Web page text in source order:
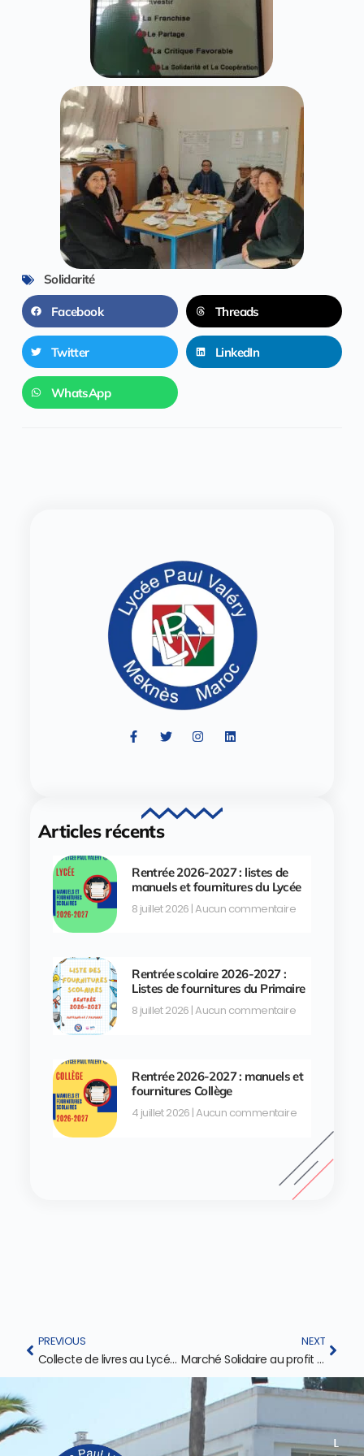
Solidarité
Facebook Threads
Twitter LinkedIn
WhatsApp
Articles récents
Rentrée 2026-2027 : listes de
manuels et fournitures du Lycée
8 juillet 2026 Aucun commentaire
Rentrée scolaire 2026-2027 :
Listes de fournitures du Primaire
8 juillet 2026 Aucun commentaire
Rentrée 2026-2027 : manuels et
fournitures Collège
4 juillet 2026 Aucun commentaire
PREVIOUS
Collecte de livres au Lycée Paul Valéry !
NEXT
Marché Solidaire au profit de l’Association des enfants trisomiques de Meknès
L
L
I